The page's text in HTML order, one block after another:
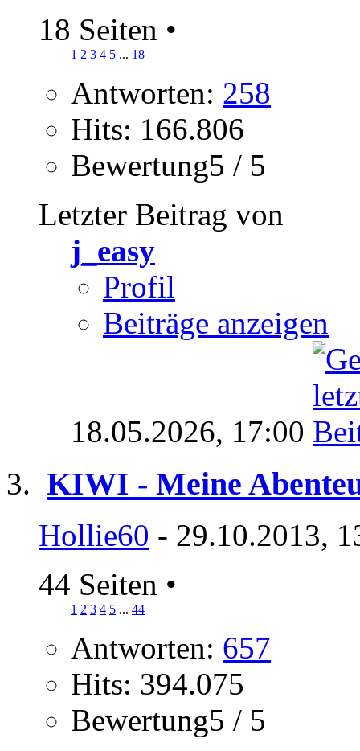
18 Seiten •
1 2 3 4 5 ... 18
Antworten: 258
Hits: 166.806
Bewertung5 / 5
Letzter Beitrag von
j_easy
Profil
Beiträge anzeigen
18.05.2026, 17:00
KIWI - Meine
Hollie60 - 29.10.2013,
44 Seiten •
1 2 3 4 5 ... 44
Antworten: 657
Hits: 394.075
Bewertung5 / 5